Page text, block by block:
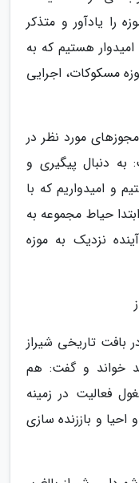
را یادآور و متذکر
هستیم که به
مسکوکات، اجرایی
مورد نظر در
دنبال پیگیری و
و امیدواریم که با
حیاط مجموعه به
نزدیک به موزه
بافت تاریخی شیراز
خواند و گفت: هم
مشغول فعالیت در زمینه
و باززنده سازی